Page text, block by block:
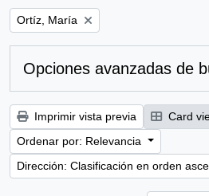
Remove filter:
Ortíz, María
Opciones avanzadas de
Imprimir vista previa Card
Ordenar por: Relevancia
Dirección: Clasificación en orden